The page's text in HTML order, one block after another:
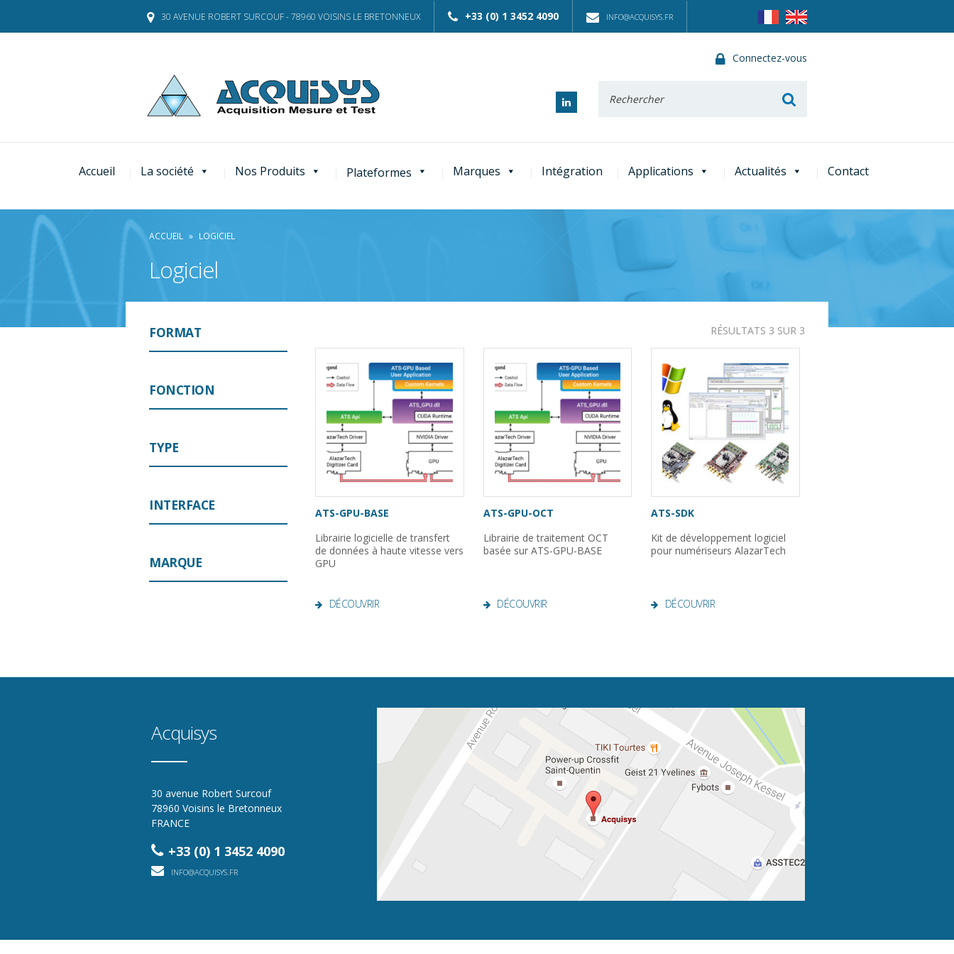
content
Accueil La société Nos Produits Plateformes Marques Intégration Applications Actualités Contact
30 AVENUE ROBERT SURCOUF - 78960 VOISINS LE BRETONNEUX +33 (0) 1 3452 4090 INFO@ACQUISYS.FR
Connectez-vous
ACCUEIL » LOGICIEL
Logiciel
RÉSULTATS 3 SUR 3
ATS-GPU-BASE
Librairie logicielle de transfert
de données à haute vitesse vers
GPU
DÉCOUVRIR
ATS-GPU-OCT
Librairie de traitement OCT
basée sur ATS-GPU-BASE
DÉCOUVRIR
ATS-SDK
Kit de développement logiciel
pour numériseurs AlazarTech
DÉCOUVRIR
FORMAT
FONCTION
TYPE
INTERFACE
MARQUE
Acquisys
30 avenue Robert Surcouf
78960 Voisins le Bretonneux
FRANCE
+33 (0) 1 3452 4090
INFO@ACQUISYS.FR